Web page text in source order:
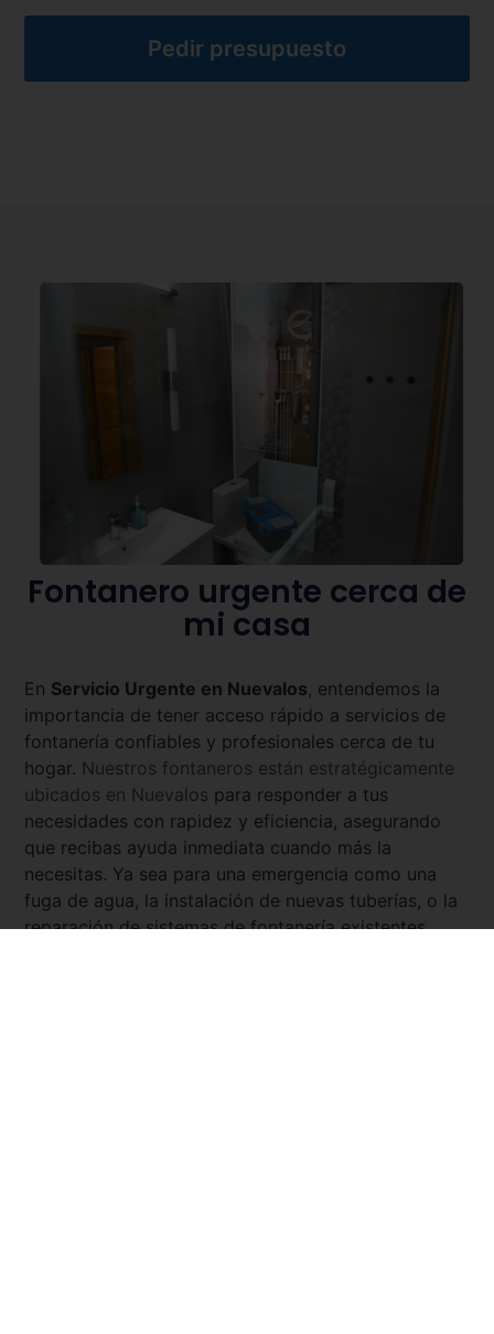
Pedir presupuesto
Fontanero urgente cerca de
mi casa
En Servicio Urgente en Nuevalos , entendemos la
importancia de tener acceso rápido a servicios de
fontanería confiables y profesionales cerca de tu
hogar. Nuestros fontaneros están estratégicamente
ubicados en Nuevalos para responder a tus
necesidades con rapidez y eficiencia, asegurando
que recibas ayuda inmediata cuando más la
necesitas. Ya sea para una emergencia como una
fuga de agua, la instalación de nuevas tuberías, o la
reparación de sistemas de fontanería existentes,